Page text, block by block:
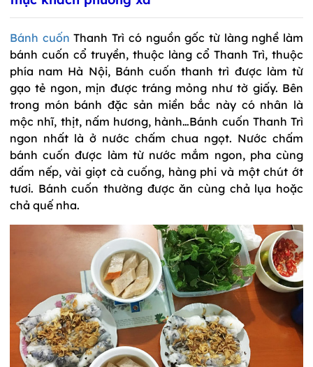
Bánh cuốn Thanh Trì có nguồn gốc từ làng nghề làm
bánh cuốn cổ truyền, thuộc làng cổ Thanh Trì, thuộc
phía nam Hà Nội, Bánh cuốn thanh trì được làm từ
gạo tẻ ngon, mịn được tráng mỏng như tờ giấy. Bên
trong món bánh đặc sản miền bắc này có nhân là
mộc nhĩ, thịt, nấm hương, hành…Bánh cuốn Thanh Trì
ngon nhất là ở nước chấm chua ngọt. Nước chấm
bánh cuốn được làm từ nước mắm ngon, pha cùng
dấm nếp, vài giọt cà cuống, hàng phi và một chút ớt
tươi. Bánh cuốn thường được ăn cùng chả lụa hoặc
chả quế nha.